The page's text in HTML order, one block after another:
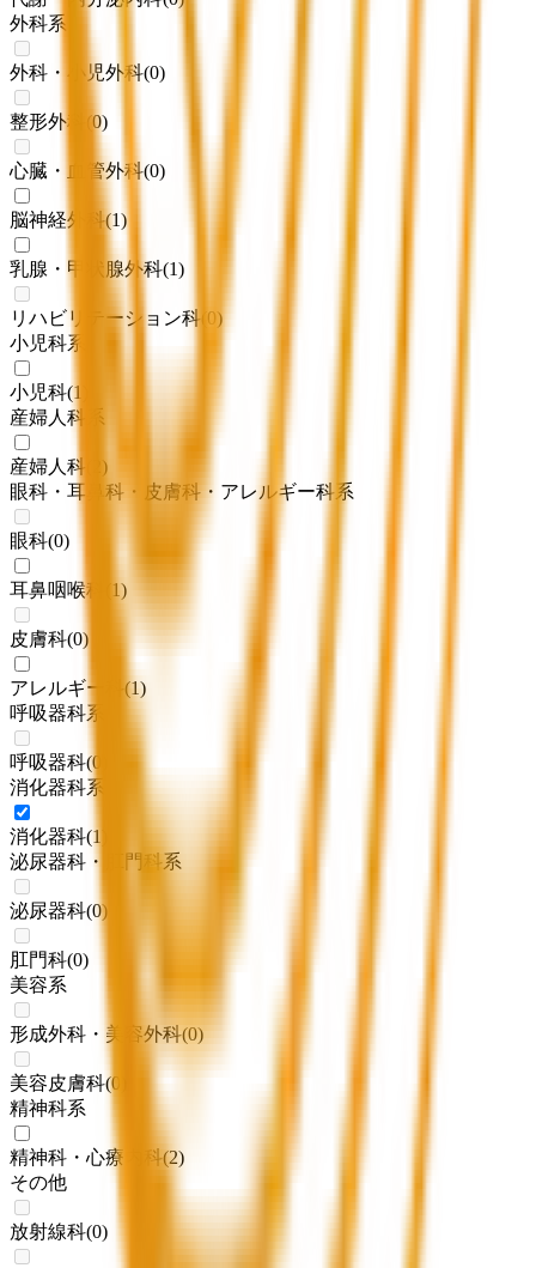
外科系
外科・小児外科(0)
整形外科 (0)
心臓・血管外科(0)
脳神経外科(1)
乳腺・甲状腺外科(1)
リハビリテーション科 0)
小児科系
小児科(1
産婦人科系
産婦人科
)
眼科・耳鼻科・皮膚科・アレルギー科系
眼科(0)
耳鼻咽喉科 1)
皮膚科(0)
アレルギー科 (1)
呼吸器科系
呼吸器科(0
消化器科系
消化器科(1
泌尿器科・肛門科系
泌尿器科(0)
肛門科(0)
美容系
形成外科・美容外科(0)
美容皮膚科(0
精神科系
精神科・心療内科(2)
その他
放射線科(0)